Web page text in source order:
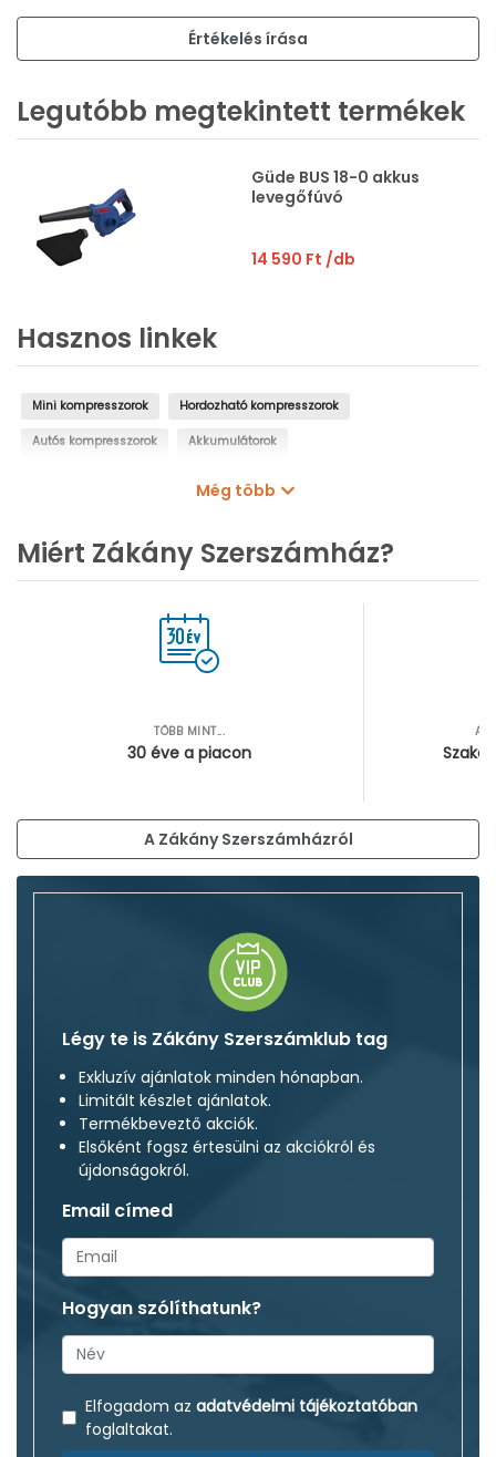
Értékelés írása
Legutóbb megtekintett termékek
Güde BUS 18-0 akkus
levegőfúvó
14 590 Ft /db
Hasznos linkek
Mini kompresszorok Hordozható kompresszorok
Autós kompresszorok Akkumulátorok
Olajkenésű kompresszorok
Még több
Miért Zákány Szerszámház?
TÖBB MINT...
30 éve a piacon
A Zákány Szerszámházról
Légy te is Zákány Szerszámklub tag
Exkluzív ajánlatok minden hónapban.
Limitált készlet ajánlatok.
Termékbeveztő akciók.
Elsőként fogsz értesülni az akciókról és
újdonságokról.
Email címed
Hogyan szólíthatunk?
Elfogadom az adatvédelmi tájékoztatóban
foglaltakat.